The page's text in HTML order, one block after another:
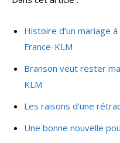
Histoire d’un mariage
France-KLM
Branson veut rester
KLM
Les raisons d’une
Une bonne nouvelle